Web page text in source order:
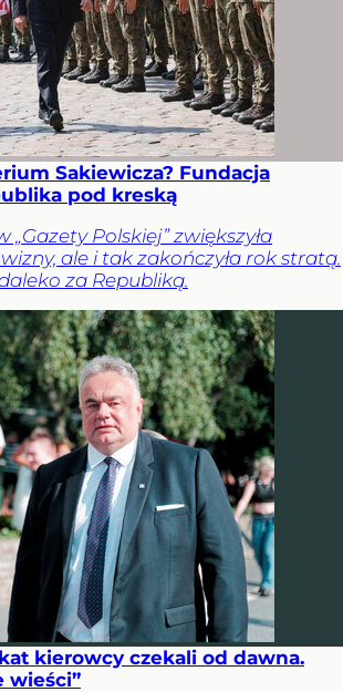
Sakiewicza? Fundacja
pod kreską
Polskiej” zwiększyła
ale i tak zakończyła rok stratą.
za Republiką.
kierowcy czekali od dawna.
wieści”